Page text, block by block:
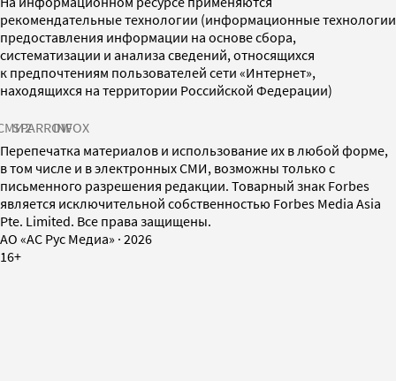
рекомендательные технологии (информационные технологии
предоставления информации на основе сбора,
систематизации и анализа сведений, относящихся
к предпочтениям пользователей сети «Интернет»,
находящихся на территории Российской Федерации)
SPARROWINFOX
Перепечатка материалов и использование их в любой форме,
в том числе и в электронных СМИ, возможны только с
письменного разрешения редакции. Товарный знак Forbes
является исключительной собственностью Forbes Media Asia
Pte. Limited. Все права защищены.
AO «АС Рус Медиа» · 2026
16+